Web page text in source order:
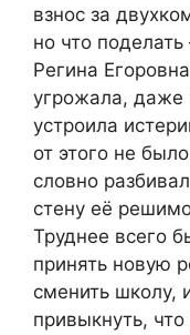
взнос за
но что
Регина
угрожала, даже
устроила
от этого не
словно
стену её
Труднее всего
принять новую
сменить школу,
привыкнуть,